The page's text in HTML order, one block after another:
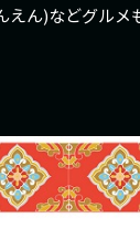
ん)などグルメ